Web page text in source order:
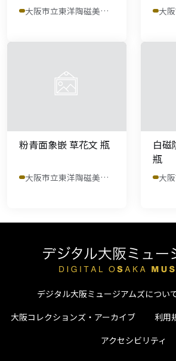
大阪市立東洋陶磁美術館
粉青面象嵌 草花文 瓶
大阪市立東洋陶磁美術館
白磁
瓶
デジタル大阪ミュージアムズについ
大阪コレクションズ・アーカイブ
利用
アクセシビリティ